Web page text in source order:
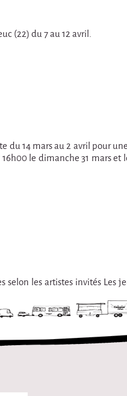
(22) du 7 au 12 avril.
du 14 mars au 2 avril pour
le dimanche 31 mars et
selon les artistes invités Les